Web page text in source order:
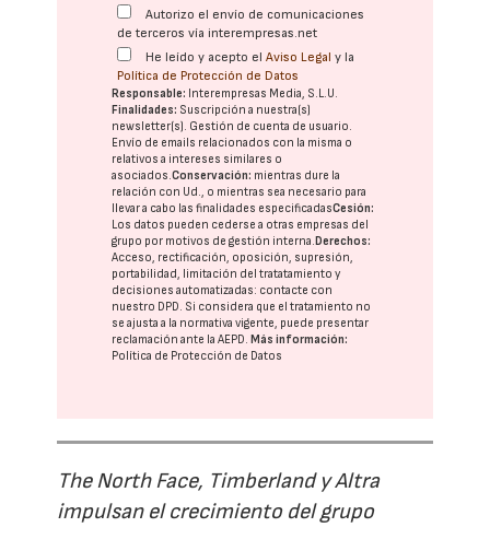
Autorizo el envío de comunicaciones
de terceros vía interempresas.net
He leído y acepto elAviso Legal y la
Política de Protección de Datos
Responsable: Interempresas Media, S.L.U.
Finalidades: Suscripción a nuestra(s)
newsletter(s). Gestión de cuenta de usuario.
Envío de emails relacionados con la misma o
relativos a intereses similares o
asociados.Conservación: mientras dure la
relación con Ud., o mientras sea necesario para
llevar a cabo las finalidades especificadasCesión:
Los datos pueden cederse a otras empresas del
grupo por motivos de gestión interna.Derechos:
Acceso, rectificación, oposición, supresión,
portabilidad, limitación del tratatamiento y
decisiones automatizadas: contacte con
nuestro DPD. Si considera que el tratamiento no
se ajusta a la normativa vigente, puede presentar
reclamación ante laAEPD.Más información:
Política de Protección de Datos
The North Face, Timberland y Altra
impulsan el crecimiento del grupo